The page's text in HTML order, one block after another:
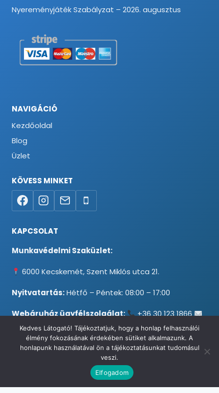
Nyereményjáték Szabályzat – 2026. augusztus
NAVIGÁCIÓ
Kezdőoldal
Blog
Üzlet
KÖVESS MINKET
KAPCSOLAT
Munkavédelmi Szaküzlet:
6000 Kecskemét, Szent Miklós utca 21.
Nyitvatartás:Hétfő – Péntek: 08:00 – 17:00
Webáruház ügyfélszolgálat:
+36 30 123 1866
info@testpancel.hu
© 2026 Munkavédelmi és Ruházati Webáruház - Minden jog
Kedves Látogató! Tájékoztatjuk, hogy a honlap felhasználói
élmény fokozásának érdekében sütiket alkalmazunk. A
honlapunk használatával ön a tájékoztatásunkat tudomásul
veszi.
Elfogadom